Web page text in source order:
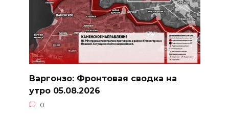
Варгонзо: Фронтовая сводка на
утро 05.08.2026
0